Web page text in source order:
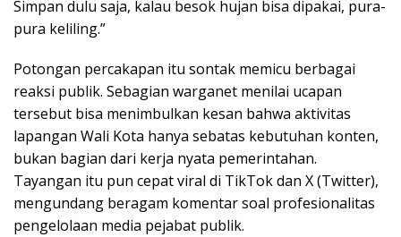
Simpan dulu saja, kalau besok hujan bisa dipakai, pura-
pura keliling.”
Potongan percakapan itu sontak memicu berbagai
reaksi publik. Sebagian warganet menilai ucapan
tersebut bisa menimbulkan kesan bahwa aktivitas
lapangan Wali Kota hanya sebatas kebutuhan konten,
bukan bagian dari kerja nyata pemerintahan.
Tayangan itu pun cepat viral di TikTok dan X (Twitter),
mengundang beragam komentar soal profesionalitas
pengelolaan media pejabat publik.